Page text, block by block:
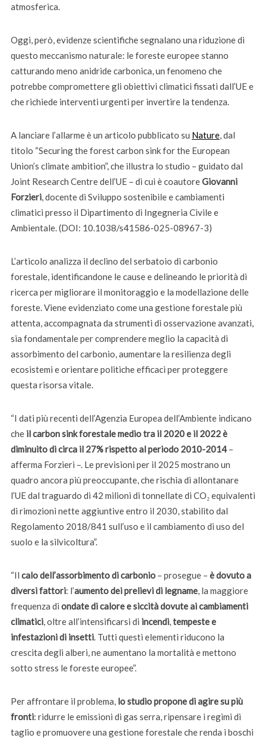
atmosferica.
Oggi, però, evidenze scientifiche segnalano una riduzione di
questo meccanismo naturale: le foreste europee stanno
catturando meno anidride carbonica, un fenomeno che
potrebbe compromettere gli obiettivi climatici fissati dall’UE e
che richiede interventi urgenti per invertire la tendenza.
A lanciare l’allarme è un articolo pubblicato su Nature, dal
titolo “Securing the forest carbon sink for the European
Union’s climate ambition”, che illustra lo studio – guidato dal
Joint Research Centre dell’UE – di cui è coautoreGiovanni
Forzieri, docente di Sviluppo sostenibile e cambiamenti
climatici presso il Dipartimento di Ingegneria Civile e
Ambientale. (DOI: 10.1038/s41586-025-08967-3)
L’articolo analizza il declino del serbatoio di carbonio
forestale, identificandone le cause e delineando le priorità di
ricerca per migliorare il monitoraggio e la modellazione delle
foreste. Viene evidenziato come una gestione forestale più
attenta, accompagnata da strumenti di osservazione avanzati,
sia fondamentale per comprendere meglio la capacità di
assorbimento del carbonio, aumentare la resilienza degli
ecosistemi e orientare politiche efficaci per proteggere
questa risorsa vitale.
“I dati più recenti dell’Agenzia Europea dell’Ambiente indicano
che il carbon sink forestale medio tra il 2020 e il 2022 è
diminuito di circa il 27% rispetto al periodo 2010-2014–
afferma Forzieri –. Le previsioni per il 2025 mostrano un
quadro ancora più preoccupante, che rischia di allontanare
l’UE dal traguardo di 42 milioni di tonnellate di CO₂ equivalenti
di rimozioni nette aggiuntive entro il 2030, stabilito dal
Regolamento 2018/841 sull’uso e il cambiamento di uso del
suolo e la silvicoltura”.
“Il calo dell’assorbimento di carbonio– prosegue – è dovuto a
diversi fattori: l’aumento dei prelievi di legname, la maggiore
frequenza di ondate di calore e siccità dovute ai cambiamenti
climatici, oltre all’intensificarsi di incendi,tempeste e
infestazioni di insetti. Tutti questi elementi riducono la
crescita degli alberi, ne aumentano la mortalità e mettono
sotto stress le foreste europee”.
Per affrontare il problema, lo studio propone di agire su più
fronti: ridurre le emissioni di gas serra, ripensare i regimi di
taglio e promuovere una gestione forestale che renda i boschi